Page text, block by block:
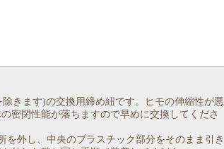
除きます)の交換用締め紐です。ヒモの伸縮性が悪
密閉性能が落ちますので早めに交換してくださ
を外し、中央のプラスチック部分をそのまま引き